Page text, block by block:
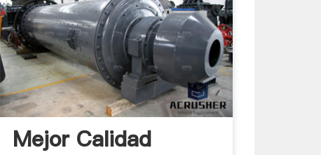
Mejor Calidad